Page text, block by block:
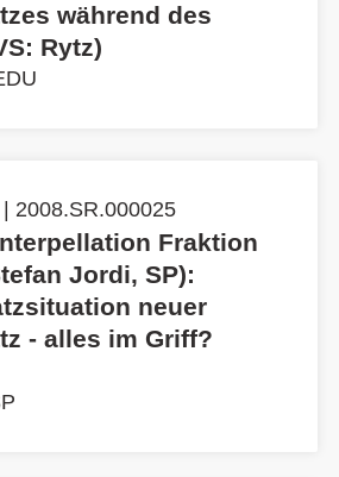
während des
Rytz)
2008.SR.000025
Fraktion
Jordi, SP):
neuer
- alles im Griff?